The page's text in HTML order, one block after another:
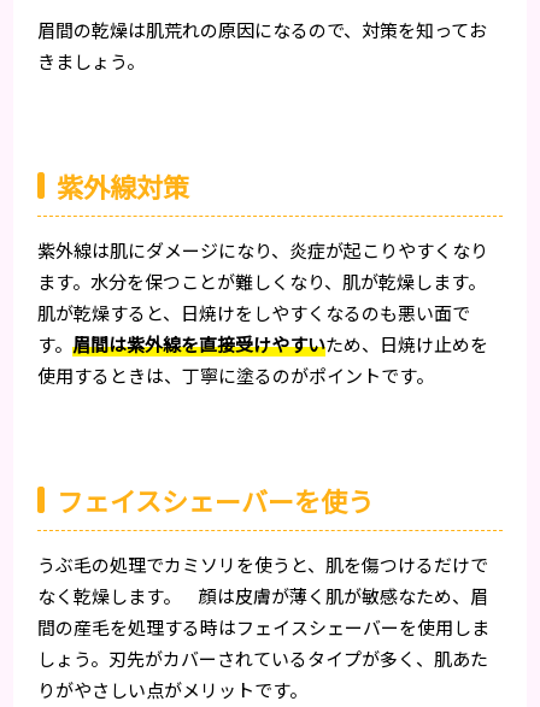
眉間の乾燥は肌荒れの原因になるので、対策を知ってお
きましょう。
紫外線対策
紫外線は肌にダメージになり、炎症が起こりやすくなり
ます。水分を保つことが難しくなり、肌が乾燥します。
肌が乾燥すると、日焼けをしやすくなるのも悪い面で
す。眉間は紫外線を直接受けやすいため、日焼け止めを
使用するときは、丁寧に塗るのがポイントです。
フェイスシェーバーを使う
うぶ毛の処理でカミソリを使うと、肌を傷つけるだけで
なく乾燥します。 顔は皮膚が薄く肌が敏感なため、眉
間の産毛を処理する時はフェイスシェーバーを使用しま
しょう。刃先がカバーされているタイプが多く、肌あた
りがやさしい点がメリットです。